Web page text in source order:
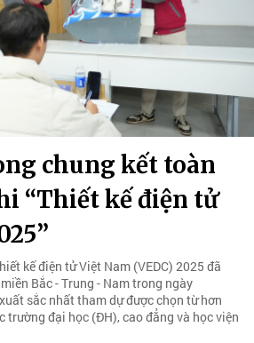
chung kết toàn
“Thiết kế điện tử
kế điện tử Việt Nam (VEDC) 2025 đã
Bắc - Trung - Nam trong ngày
sắc nhất tham dự được chọn từ hơn
trường đại học (ĐH), cao đẳng và học viện